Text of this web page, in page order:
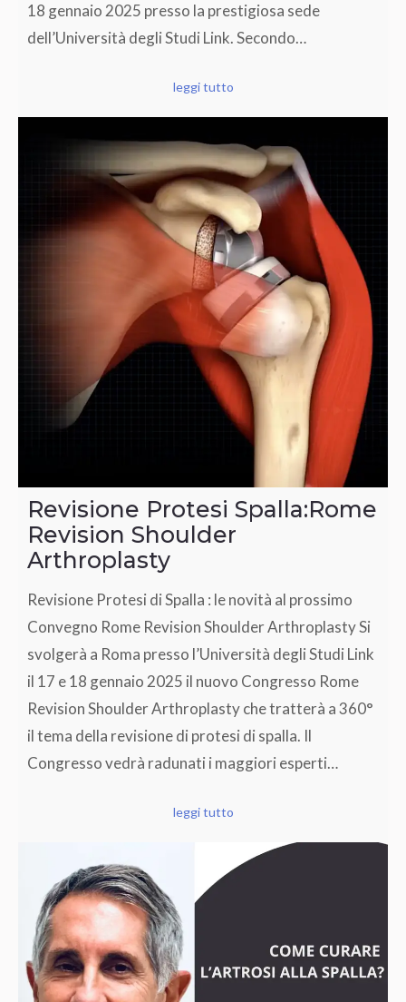
18 gennaio 2025 presso la prestigiosa sede
dell’Università degli Studi Link. Secondo…
leggi tutto
Revisione Protesi Spalla:Rome
Revision Shoulder
Arthroplasty
Revisione Protesi di Spalla : le novità al prossimo
Convegno Rome Revision Shoulder Arthroplasty Si
svolgerà a Roma presso l’Università degli Studi Link
il 17 e 18 gennaio 2025 il nuovo Congresso Rome
Revision Shoulder Arthroplasty che tratterà a 360°
il tema della revisione di protesi di spalla. Il
Congresso vedrà radunati i maggiori esperti…
leggi tutto